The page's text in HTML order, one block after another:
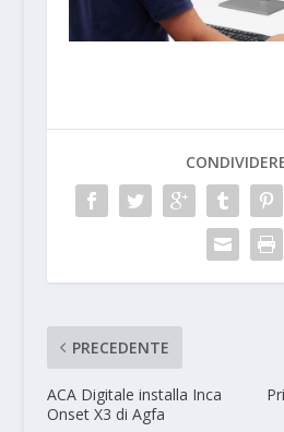
PRECEDENTE
ACA Digitale installa Inca
Onset X3 di Agfa